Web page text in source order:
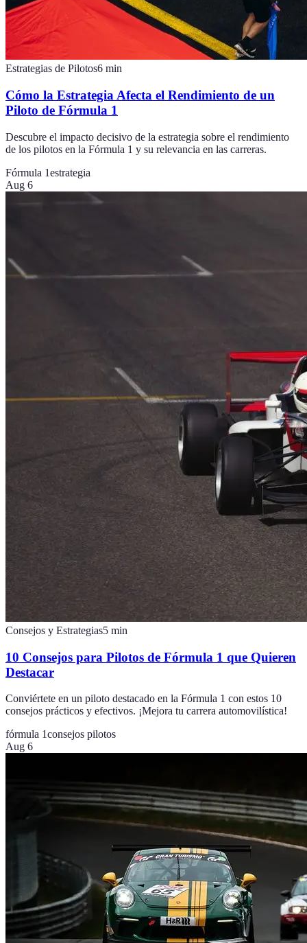
Estrategias de Pilotos6 min
Cómo la Estrategia Afecta el Rendimiento de un
Piloto de Fórmula 1
Descubre el impacto decisivo de la estrategia sobre el rendimiento
de los pilotos en la Fórmula 1 y su relevancia en las carreras.
Fórmula 1estrategia
Aug 6
Consejos y Estrategias5 min
10 Consejos para Pilotos de Fórmula 1 que Quieren
Destacar
Conviértete en un piloto destacado en la Fórmula 1 con estos 10
consejos prácticos y efectivos. ¡Mejora tu carrera automovilística!
fórmula 1consejos pilotos
Aug 6